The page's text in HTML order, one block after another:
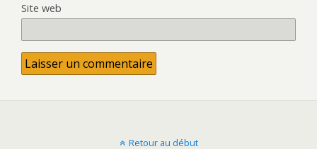
Site web
Retour au début